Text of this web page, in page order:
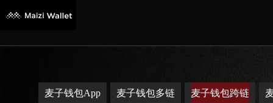
麦子钱包App 麦子钱包多链 麦子钱包跨链